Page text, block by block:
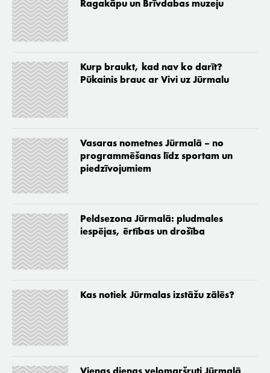
Ragakāpu un Brīvdabas muzeju
Kurp braukt, kad nav ko darīt?
Pūkainis brauc ar Vivi uz Jūrmalu
Vasaras nometnes Jūrmalā – no
programmēšanas līdz sportam un
piedzīvojumiem
Peldsezona Jūrmalā: pludmales
iespējas, ērtības un drošība
Kas notiek Jūrmalas izstāžu zālēs?